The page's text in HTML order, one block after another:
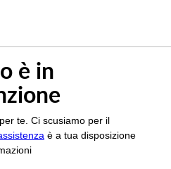
è in
te. Ci scusiamo per il
è a tua disposizione